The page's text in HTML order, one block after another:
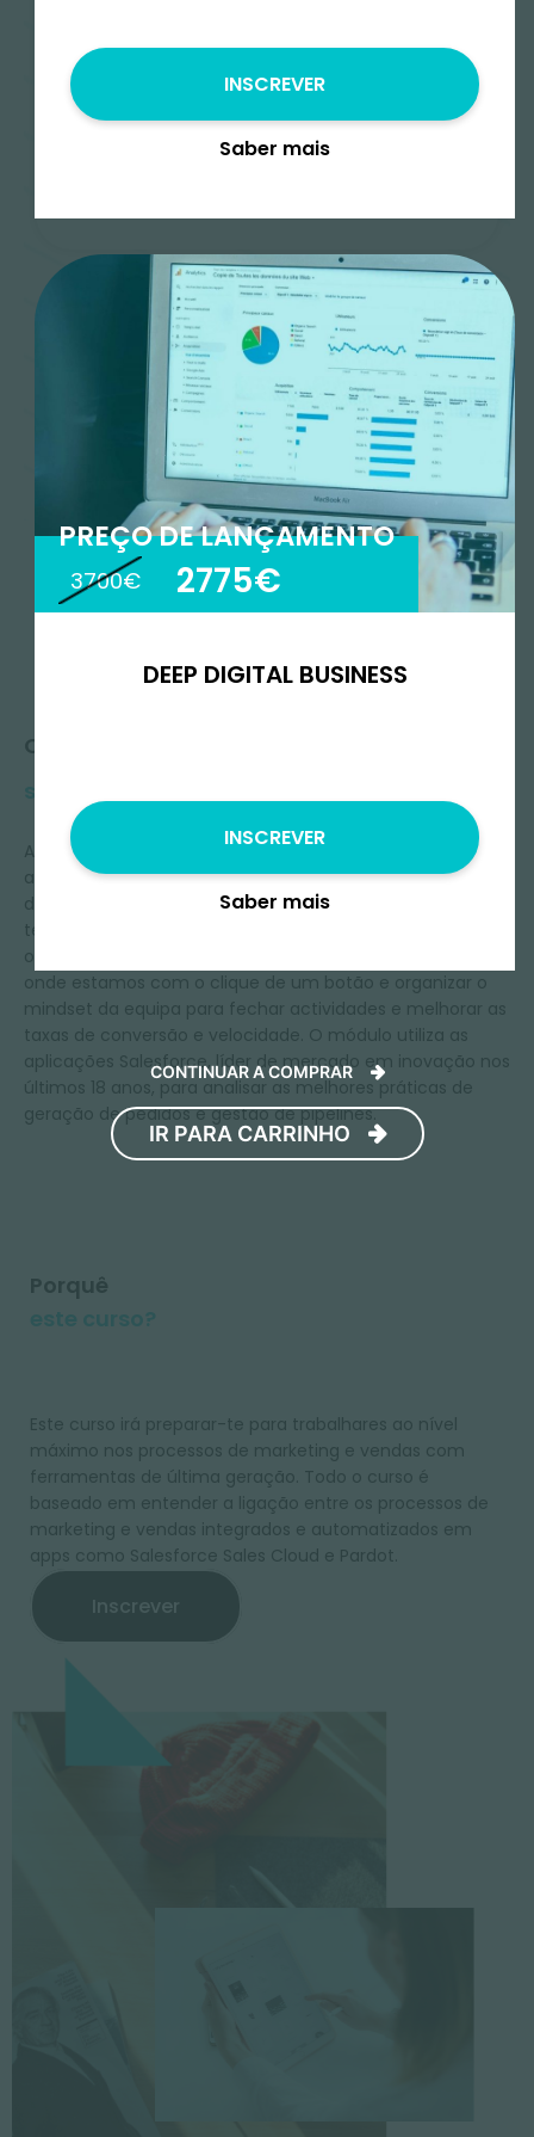
Intermédio
Pagamentos em prestações – fala
connosco para saberes as condições
Enviar Mensagem
Queres
saber mais?
As actuais vendas rápidas precisam de um mindset
adaptativo e de ferramentas para melhorar as decisões
diárias sobre o desenvolvimento empresarial. Não há
tempo para prolongar as reuniões apenas para saber
onde estamos! O novo mindset significa compreender
onde estamos com o clique de um botão e organizar o
mindset da equipa para fechar actividades e melhorar as
taxas de conversão e velocidade. O módulo utiliza as
aplicações Salesforce, líder de mercado em inovação nos
últimos 18 anos, para analisar as melhores práticas de
geração de pedidos e gestão de pipelines.
Add to cart
Porquê
este curso?
Este curso irá preparar-te para trabalhares ao nível
máximo nos processos de marketing e vendas com
ferramentas de última geração. Todo o curso é
baseado em entender a ligação entre os processos de
marketing e vendas integrados e automatizados em
apps como Salesforce Sales Cloud e Pardot.
Inscrever
INSCREVER
Saber mais
PREÇO DE LANÇAMENTO
3700€ 2775€
DEEP DIGITAL BUSINESS
INSCREVER
Saber mais
CONTINUAR A COMPRAR
IR PARA CARRINHO